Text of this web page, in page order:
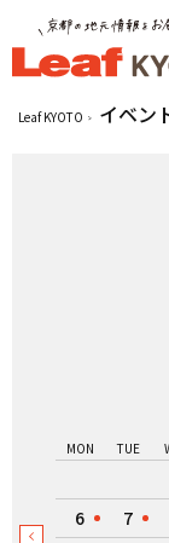
Leaf KYOTO イベン
MON TUE
6
7